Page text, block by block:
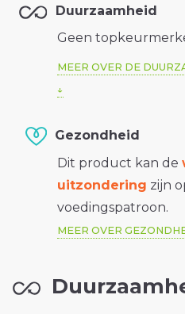
Duurzaamheid
Geen
MEER OVER DE
Gezondheid
Dit product kan de
uitzondering zijn
voedingspatroon.
MEER OVER